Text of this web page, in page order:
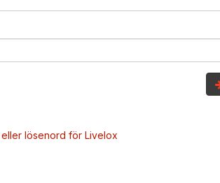
lösenord för Livelox